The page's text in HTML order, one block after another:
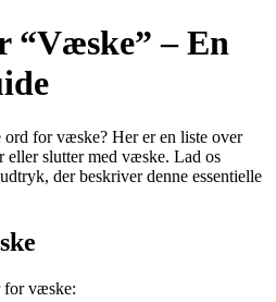
“Væske” – En
for væske? Her er en liste over
eller slutter med væske. Lad os
der beskriver denne essentielle
for væske: